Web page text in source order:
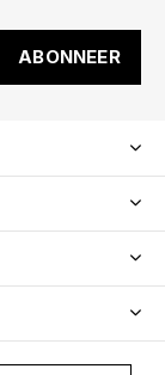
ABONNEER